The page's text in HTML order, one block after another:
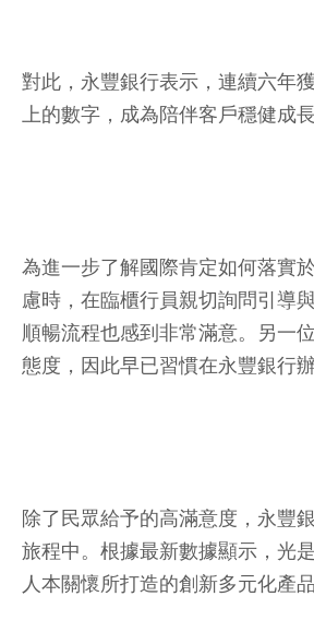
對此，永豐銀行表示，連續六年
上的數字，成為陪伴客戶穩健成
為進一步了解國際肯定如何落實
慮時，在臨櫃行員親切詢問引導
順暢流程也感到非常滿意。另一
態度，因此早已習慣在永豐銀行
除了民眾給予的高滿意度，永豐
旅程中。根據最新數據顯示，光
人本關懷所打造的創新多元化產